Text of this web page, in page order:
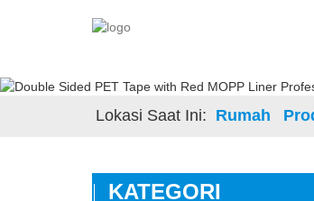
Lokasi Saat Ini: Rumah
KATEGORI